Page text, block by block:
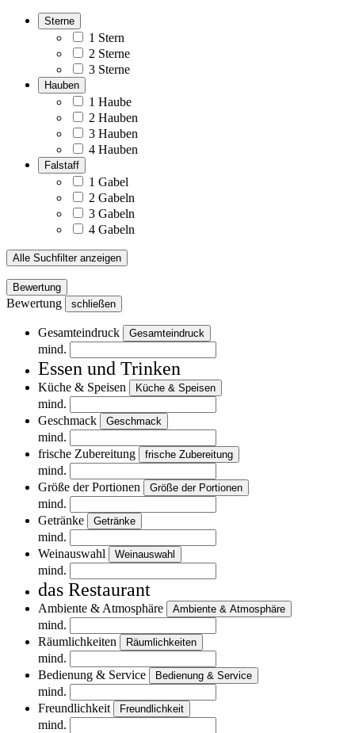
Sterne
1 Stern
2 Sterne
3 Sterne
Hauben
1 Haube
2 Hauben
3 Hauben
4 Hauben
Falstaff
1 Gabel
2 Gabeln
3 Gabeln
4 Gabeln
Alle Suchfilter anzeigen
Bewertung
Bewertung schließen
Gesamteindruck Gesamteindruck
mind.
Essen und Trinken
Küche & Speisen Küche & Speisen
mind.
Geschmack
Geschmack
mind.
frische Zubereitung
frische Zubereitung
mind.
Größe der Portionen
Größe der Portionen
mind.
Getränke
Getränke
mind.
Weinauswahl
Weinauswahl
mind.
das Restaurant
Ambiente & Atmosphäre Ambiente & Atmosphäre
mind.
Räumlichkeiten
Räumlichkeiten
mind.
Bedienung & Service
Bedienung & Service
mind.
Freundlichkeit
Freundlichkeit
mind.